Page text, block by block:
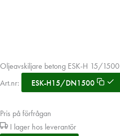
Oljeavskiljare betong ESK-H 15/1500
Art.nr:
ESK-H15/DN1500
Pris på förfrågan
I lager hos leverantör